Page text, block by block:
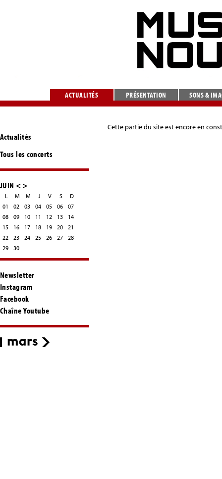
ACTUALITÉS PRÉSENTATION SONS &
Actualités
Tous les concerts
JUIN <>
L M M J V S
D
01
02 03 04 05 06
07
08
09 10 11 12 13
14
15
16 17 18 19 20
21
22
23 24 25 26 27
28
29
30
Newsletter
Instagram
Facebook
Chaîne Youtube
Cette partie du site est encore en